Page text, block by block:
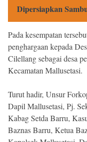
Dipersiapkan
Pada kesempatan
penghargaan kepada
Cilellang sebagai desa
Kecamatan Mallusetasi.
Turut hadir, Unsur
Dapil Mallusetasi, Pj.
Kabag Setda Barru,
Baznas Barru, Ketua